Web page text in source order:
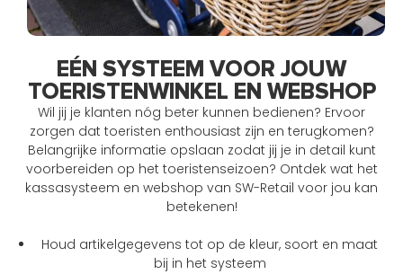
EÉN SYSTEEM VOOR JOUW
TOERISTENWINKEL EN WEBSHOP
Wil jij je klanten nóg beter kunnen bedienen? Ervoor
zorgen dat toeristen enthousiast zijn en terugkomen?
Belangrijke informatie opslaan zodat jij je in detail kunt
voorbereiden op het toeristenseizoen? Ontdek wat het
kassasysteem en webshop van SW-Retail voor jou kan
betekenen!
Houd artikelgegevens tot op de kleur, soort en maat
bij in het systeem